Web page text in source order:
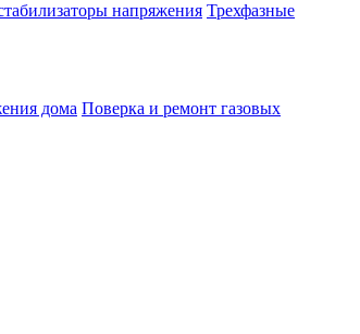
напряжения Трехфазные
дома Поверка и ремонт газовых